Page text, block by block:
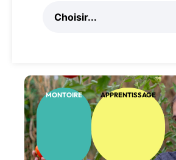
MONTOIRE APPRENTISSAGE